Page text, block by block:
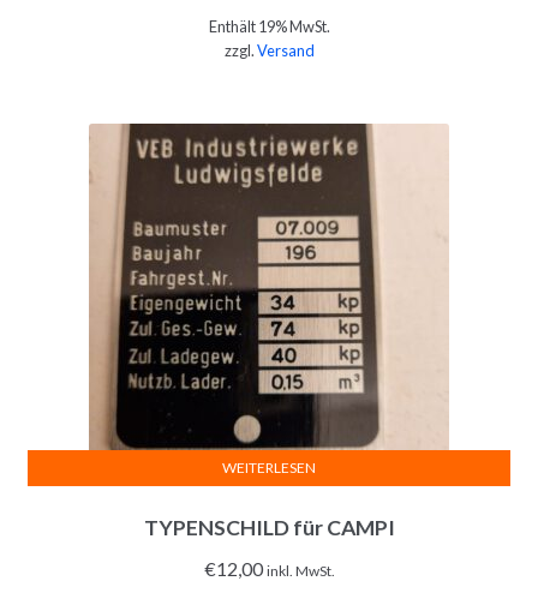
Enthält 19% MwSt.
zzgl.Versand
TYPENSCHILD für CAMPI
€12,00 inkl. MwSt.
WEITERLESEN